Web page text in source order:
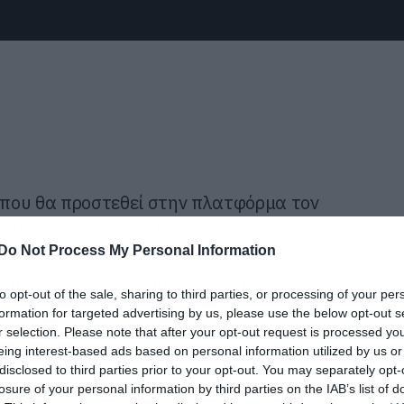
Do Not Process My Personal Information
opt-out of the sale, sharing to third parties, or processing of your
for targeted advertising by us, please use the below opt-out
selection. Please note that after your opt-out request is processed
interest-based ads based on personal information utilized by us
to third parties prior to your opt-out. You may separately
of your personal information by third parties on the IAB’s list of
θα προστεθεί στην πλατφόρμα τον
Φυσικά, όλα τα βλέμματα πέφτουν
σεζόν του Stranger Things που
τέσσερα επεισόδια. Στις ταινίες
υπογραφή του Γκιγέρμο
τις ταινίες, τα ντοκιμαντέρ και τα